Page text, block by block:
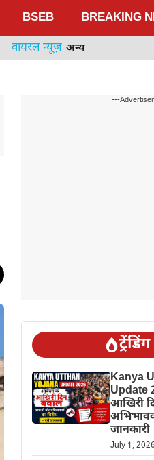
BSEB BREAKING
वायरल न्यूज़ अन्य
---
Kanya
Update
आखिरी
जानकारी
July 1, 2026